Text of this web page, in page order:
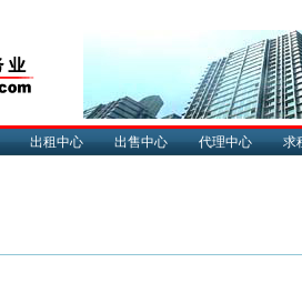
出租中心 出售中心 代理中心 求